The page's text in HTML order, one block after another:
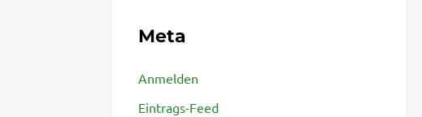
Meta
Anmelden
Eintrags-Feed